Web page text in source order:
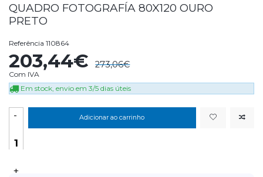
QUADRO FOTOGRAFÍA 80X120 OURO
PRETO
Referência 110864
203,44€ 273,06€
Com IVA
Em stock, envio em 3/5 dias úteis
-
+
Adicionar ao carrinho